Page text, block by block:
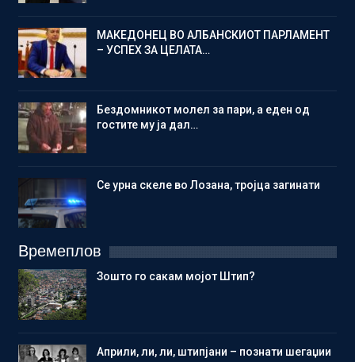
МАКЕДОНЕЦ ВО АЛБАНСКИОТ ПАРЛАМЕНТ
– УСПЕХ ЗА ЦЕЛАТА…
Бездомникот молел за пари, а еден од
гостите му ја дал…
Се урна скеле во Лозана, тројца загинати
Времеплов
Зошто го сакам мојот Штип?
Aприли, ли, ли, штипјани – познати шегаџии